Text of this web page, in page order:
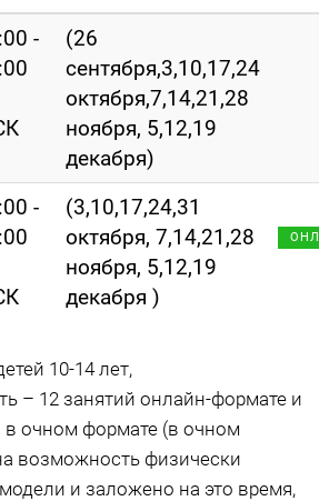
-
(26
сентября,3,10,17,24
октября,7,14,21,28
ноября, 5,12,19
декабря)
-
(3,10,17,24,31
октября, 7,14,21,28
ноября, 5,12,19
декабря )
10-14 лет,
– 12 занятий онлайн-формате и
в очном формате (в очном
возможность физически
и заложено на это время,